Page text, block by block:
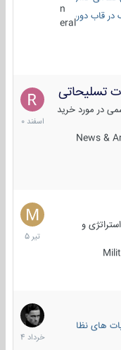
قاب دوربین
eral
تسلیحاتی
در مورد خرید
News &
7
اسفند
1400
و
27
تیر
1405
های نظامی خارجی
5
خرداد
1404